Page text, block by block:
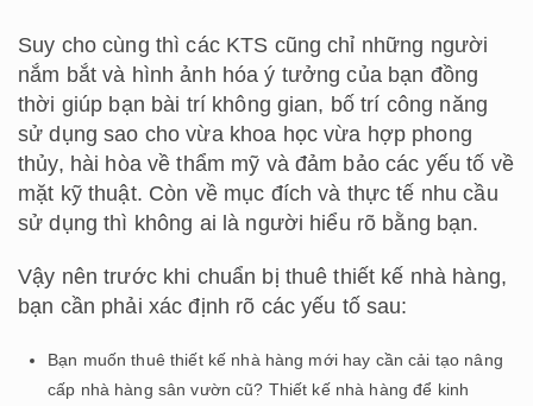
Suy cho cùng thì các KTS cũng chỉ những người
nắm bắt và hình ảnh hóa ý tưởng của bạn đồng
thời giúp bạn bài trí không gian, bố trí công năng
sử dụng sao cho vừa khoa học vừa hợp phong
thủy, hài hòa về thẩm mỹ và đảm bảo các yếu tố về
mặt kỹ thuật. Còn về mục đích và thực tế nhu cầu
sử dụng thì không ai là người hiểu rõ bằng bạn.
Vậy nên trước khi chuẩn bị thuê thiết kế nhà hàng,
bạn cần phải xác định rõ các yếu tố sau:
Bạn muốn thuê thiết kế nhà hàng mới hay cần cải tạo nâng
cấp nhà hàng sân vườn cũ? Thiết kế nhà hàng để kinh